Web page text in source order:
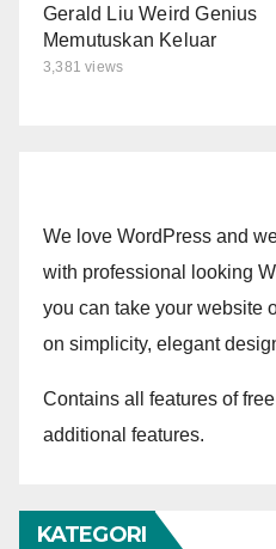
Gerald Liu Weird Genius
Memutuskan Keluar
3,381 views
We love WordPress and
with professional looking
you can take your website
on simplicity, elegant
Contains all features of
additional features.
KATEGORI